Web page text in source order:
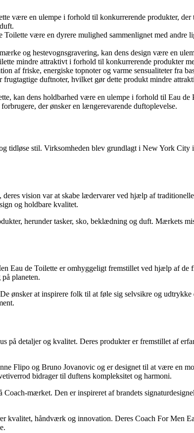
være en ulempe i forhold til konkurrerende produkter,
være en dyrere mulighed sammenlignet med
og hestevognsgravering, kan dens design være en
mindre attraktivt i forhold til konkurrerende produkter
af friske, energiske topnoter og varme sensualiteter fra
duftnoter, hvilket gør dette produkt mindre
kan dens holdbarhed være en ulempe i forhold til Eau
der ønsker en længerevarende duftoplevelse.
tidløse stil. Virksomheden blev grundlagt i New York City
vision var at skabe lædervarer ved hjælp af
og holdbare kvalitet.
herunder tasker, sko, beklædning og duft. Mærkets
Eau de Toilette er omhyggeligt fremstillet ved hjælp af de
planeten.
ønsker at inspirere folk til at føle sig selvsikre og
på detaljer og kvalitet. Deres produkter er fremstillet af
Flipo og Bruno Jovanovic og er designet til at være en
bidrager til duftens kompleksitet og harmoni.
mærket. Den er inspireret af brandets
kvalitet, håndværk og innovation. Deres Coach For Men